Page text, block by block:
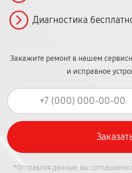
Диагностика
Закажите ремонт в нашем
и исправное
*Отправляя данные, вы